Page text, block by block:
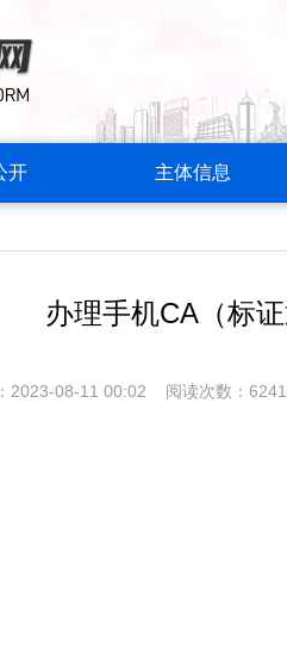
开 主体信息
办理手机CA（标证
2023-08-11 00:02 阅读次数：